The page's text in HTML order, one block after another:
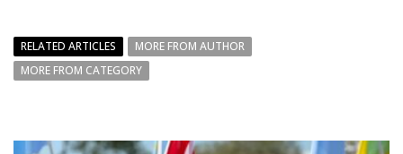
RELATED ARTICLES
MORE FROM AUTHOR
MORE FROM CATEGORY